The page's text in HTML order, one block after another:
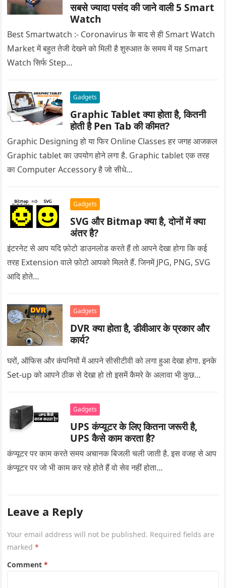
सबसे ज्यादा पसंद की जाने वाली 5 Smart
Watch
Best Smartwatch :- Coronavirus के बाद से ही Smart Watch
Market में बहुत तेजी देखने को मिली है शुरुआत के समय में यह Smart
Watch सिर्फ Step…
Gadgets
Graphic Tablet क्या होता है, कितनी
होती है Pen Tab की कीमत?
Graphic Designing हो या फिर Online Classes हर जगह आजकल
Graphic tablet का उपयोग होने लगा है. Graphic tablet एक तरह
का Computer Accessory है जो सीधे…
Gadgets
SVG और Bitmap क्या है, दोनों में क्या
अंतर है?
इंटरनेट से आप यदि फ़ोटो डाउनलोड करते हैं तो आपने देखा होगा कि कई
तरह Extension वाले फ़ोटो आपको मिलते हैं. जिनमें JPG, PNG, SVG
आदि होते…
Gadgets
DVR क्या होता है, डीवीआर के प्रकार और
कार्य?
घरों, ऑफिस और कंपनियों में आपने सीसीटीवी को लगा हुआ देखा होगा. इनके
Set-up को आपने ठीक से देखा हो तो इसमें कैमरे के अलावा भी कुछ…
Gadgets
UPS कंप्यूटर के लिए कितना जरूरी है,
UPS कैसे काम करता है?
कंप्यूटर पर काम करते समय अचानक बिजली चली जाती है. इस वजह से आप
कंप्यूटर पर जो भी काम कर रहे होते हैं वो सेव नहीं होता…
Leave a Reply
Your email address will not be published. Required fields are
marked*
Comment*